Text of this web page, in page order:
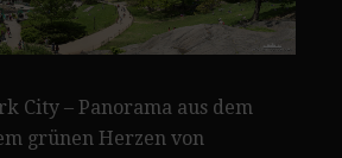
City – Panorama aus dem
grünen Herzen von